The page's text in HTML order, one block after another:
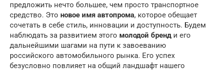
предложить нечто большее, чем просто транспортное
средство. Это новое имя автопрома, которое обещает
сочетать в себе стиль, инновации и доступность. Будем
наблюдать за развитием этого молодой бренди его
дальнейшими шагами на пути к завоеванию
российского автомобильного рынка. Его успех
безусловно повлияет на общий ландшафт нашего